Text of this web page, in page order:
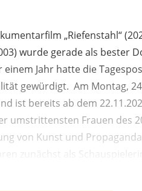
„Riefenstahl“
wurde gerade als bester
Jahr hatte die
gewürdigt. Am Montag,
ist bereits ab dem
umstrittensten Frauen des
von Kunst und
zunächst als Schauspielerin